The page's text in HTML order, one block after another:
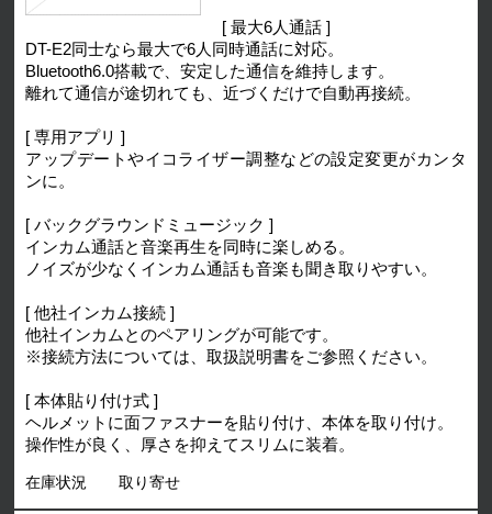
[ 最大6人通話 ]
DT-E2同士なら最大で6人同時通話に対応。
Bluetooth6.0搭載で、安定した通信を維持します。
離れて通信が途切れても、近づくだけで自動再接続。
[ 専用アプリ ]
アップデートやイコライザー調整などの設定変更がカンタ
ンに。
[ バックグラウンドミュージック ]
インカム通話と音楽再生を同時に楽しめる。
ノイズが少なくインカム通話も音楽も聞き取りやすい。
[ 他社インカム接続 ]
他社インカムとのペアリングが可能です。
※接続方法については、取扱説明書をご参照ください。
[ 本体貼り付け式 ]
ヘルメットに面ファスナーを貼り付け、本体を取り付け。
操作性が良く、厚さを抑えてスリムに装着。
在庫状況 取り寄せ